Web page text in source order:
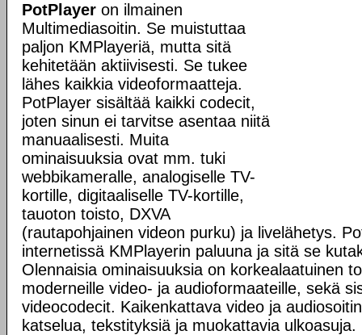
PotPlayer on ilmainen
Multimediasoitin. Se muistuttaa
paljon KMPlayeriä, mutta sitä
kehitetään aktiivisesti. Se tukee
lähes kaikkia videoformaatteja.
PotPlayer sisältää kaikki codecit,
joten sinun ei tarvitse asentaa niitä
manuaalisesti. Muita
ominaisuuksia ovat mm. tuki
webbikameralle, analogiselle TV-
kortille, digitaaliselle TV-kortille,
tauoton toisto, DXVA
(rautapohjainen videon purku) ja livelähetys.
internetissä KMPlayerin paluuna ja sitä se
Olennaisia ominaisuuksia on korkealaatuinen
moderneille video- ja audioformaateille, sekä
videocodecit. Kaikenkattava video ja
katselua, tekstityksiä ja muokattavia ulkoasuja.